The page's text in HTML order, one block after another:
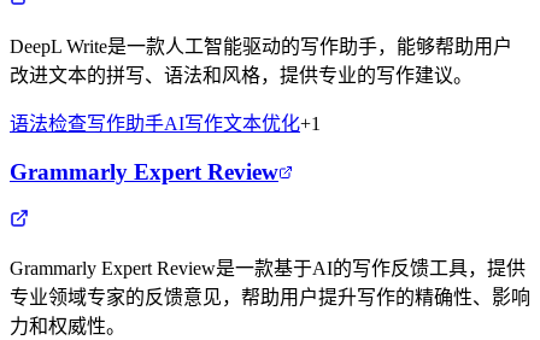
DeepL Write是一款人工智能驱动的写作助手，能够帮助用户
改进文本的拼写、语法和风格，提供专业的写作建议。
语法检查写作助手AI写作文本优化+1
Grammarly Expert Review
Grammarly Expert Review是一款基于AI的写作反馈工具，提供
专业领域专家的反馈意见，帮助用户提升写作的精确性、影响
力和权威性。